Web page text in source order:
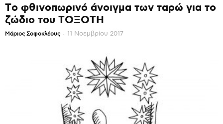
Το φθινοπωρινό άνοιγμα των ταρώ για το
ζώδιο του ΤΟΞΟΤΗ
Mάριος Σοφοκλέους - 11 Νοεμβρίου 2017